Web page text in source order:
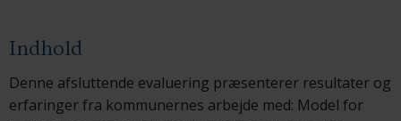
Indhold
Denne afsluttende evaluering præsenterer resultater og
erfaringer fra kommunernes arbejde med: Model for